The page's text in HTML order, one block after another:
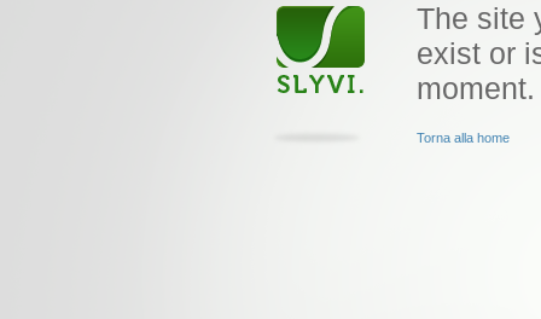
The site
exist or
moment.
Torna alla home